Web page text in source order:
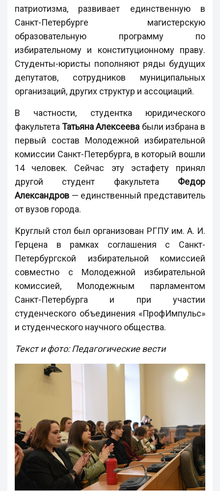
патриотизма, развивает единственную в
Санкт-Петербурге магистерскую
образовательную программу по
избирательному и конституционному праву.
Студенты-юристы пополняют ряды будущих
депутатов, сотрудников муниципальных
организаций, других структур и ассоциаций.
В частности, студентка юридического
факультетаТатьяна Алексеева были избрана в
первый состав Молодежной избирательной
комиссии Санкт-Петербурга, в который вошли
14 человек. Сейчас эту эстафету принял
другой студент факультета Федор
Александров — единственный представитель
от вузов города.
Круглый стол был организован РГПУ им. А. И.
Герцена в рамках соглашения с Санкт-
Петербургской избирательной комиссией
совместно с Молодежной избирательной
комиссией, Молодежным парламентом
Санкт-Петербурга и при участии
студенческого объединения «ПрофИмпульс»
и студенческого научного общества.
Текст и фото: Педагогические вести